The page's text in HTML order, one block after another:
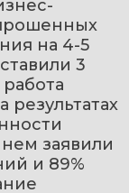
на 4-5
3
результатах
заявили
и 89%